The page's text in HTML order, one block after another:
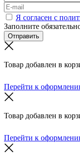
Я согласен с
Заполните
Отправить
Товар добавлен в
Перейти к
Товар добавлен в
Перейти к